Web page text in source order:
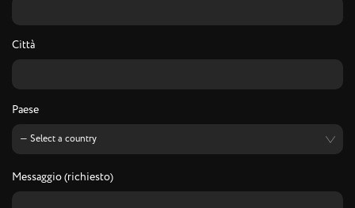
Città
Paese
Messaggio (richiesto)